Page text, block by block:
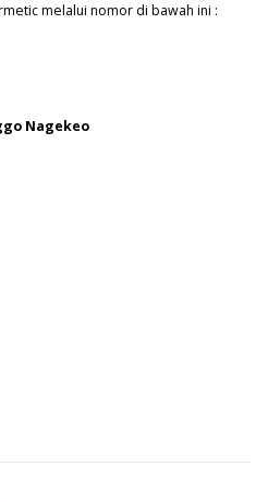
melalui nomor di bawah ini :
Nagekeo